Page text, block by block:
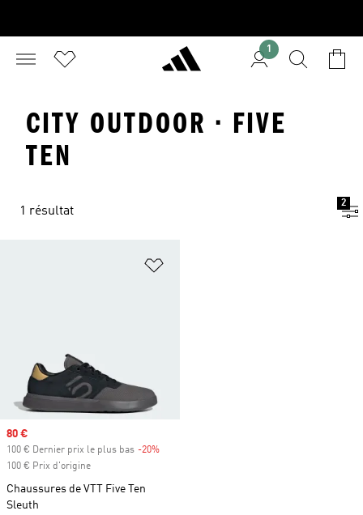
1
CITY OUTDOOR · FIVE
TEN
1 résultat
2
Prix soldé
80 €
100 € Dernier prix le plus bas -20%
100 € Prix d'origine
Chaussures de VTT Five Ten
Sleuth